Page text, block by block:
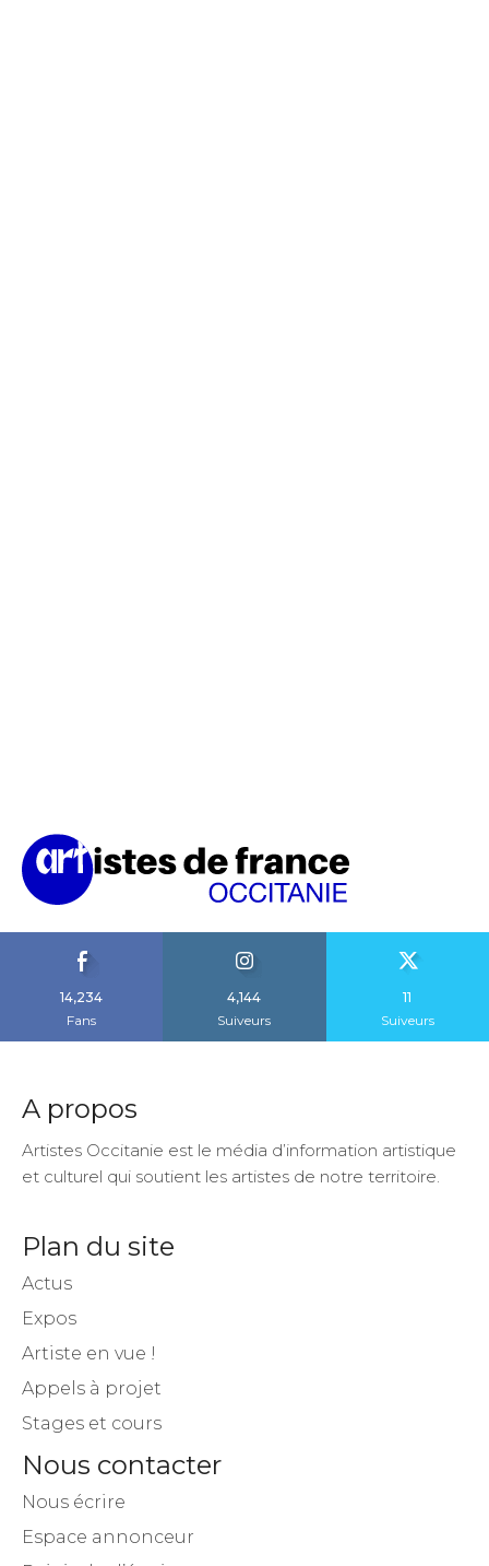
14,234
Fans
4,144
Suiveurs
11
Suiveurs
Artistes Occitanie est le média d’information artistique
et culturel qui soutient les artistes de notre territoire.
Actus
Nous contacter
Nous écrire